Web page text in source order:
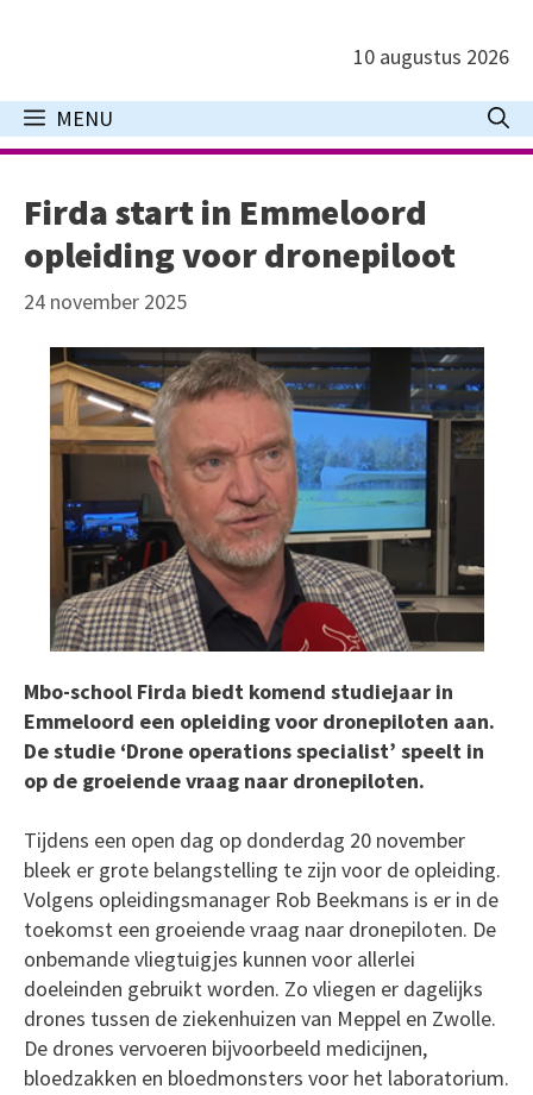
inhoud
10 augustus 2026
MENU
Firda start in Emmeloord
opleiding voor dronepiloot
24 november 2025
Mbo-school Firda biedt komend studiejaar in
Emmeloord een opleiding voor dronepiloten aan.
De studie ‘Drone operations specialist’ speelt in
op de groeiende vraag naar dronepiloten.
Tijdens een open dag op donderdag 20 november
bleek er grote belangstelling te zijn voor de opleiding.
Volgens opleidingsmanager Rob Beekmans is er in de
toekomst een groeiende vraag naar dronepiloten. De
onbemande vliegtuigjes kunnen voor allerlei
doeleinden gebruikt worden. Zo vliegen er dagelijks
drones tussen de ziekenhuizen van Meppel en Zwolle.
De drones vervoeren bijvoorbeeld medicijnen,
bloedzakken en bloedmonsters voor het laboratorium.